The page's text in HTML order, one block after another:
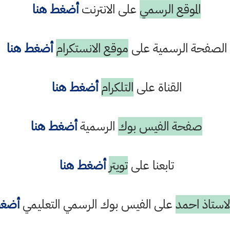
الموقع الرسمي على الانترنتأضغط هنا
الصفحة الرسمية على موقع الانستكرام أضغط هنا
القناة على التلكرام أضغط هنا
صفحة الفيس بوك الرسميةأضغط هنا
تابعنا علىتويتر أضغط هنا
احمدعلى الفيس بوك الرسمي التعليمي